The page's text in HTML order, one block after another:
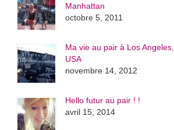
Manhattan
octobre 5, 2011
Ma vie au pair à Los Angeles,
USA
novembre 14, 2012
Hello futur au pair ! !
avril 15, 2014